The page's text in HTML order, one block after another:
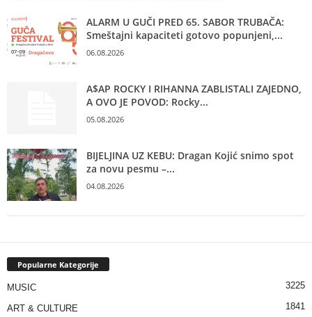
ALARM U GUČI PRED 65. SABOR TRUBAČA:
Smeštajni kapaciteti gotovo popunjeni,...
06.08.2026
A$AP ROCKY I RIHANNA ZABLISTALI ZAJEDNO,
A OVO JE POVOD: Rocky...
05.08.2026
BIJELJINA UZ KEBU: Dragan Kojić snimo spot
za novu pesmu –...
04.08.2026
Popularne Kategorije
MUSIC 3225
ART & CULTURE 1841